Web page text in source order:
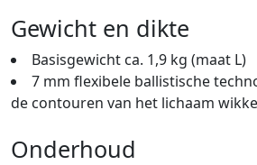
Gewicht en dikte
Basisgewicht ca. 1,9 kg (maat L)
7 mm flexibele ballistische
de contouren van het lichaam
Onderhoud